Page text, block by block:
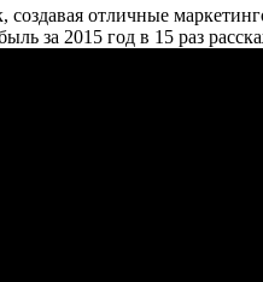
отличные
за 2015 год в 15 раз